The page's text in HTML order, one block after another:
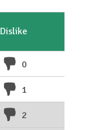
Dislike
0
1
2